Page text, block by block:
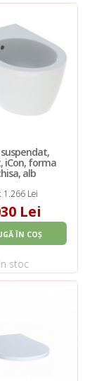
iCon, forma
alb
1.266 Lei
Lei
ÎN COȘ
in stoc